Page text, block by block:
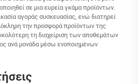
σε μια ευρεία γκάμα προϊόντων.
αγοράς συσκευασίας, ενώ διατηρεί
την προσφορά προϊόντων της
τη διαχείριση των αποθεμάτων
ανά μονάδα μέσω ενοποιημένων